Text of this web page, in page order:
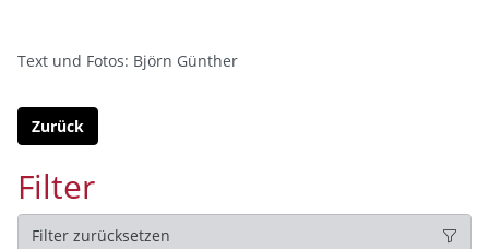
Text und Fotos: Björn Günther
Zurück
Filter
Filter zurücksetzen